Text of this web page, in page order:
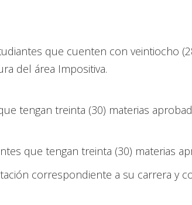
que cuenten con veintiocho
del área Impositiva.
tengan treinta (30) materias
que tengan treinta (30) materias
correspondiente a su carrera y